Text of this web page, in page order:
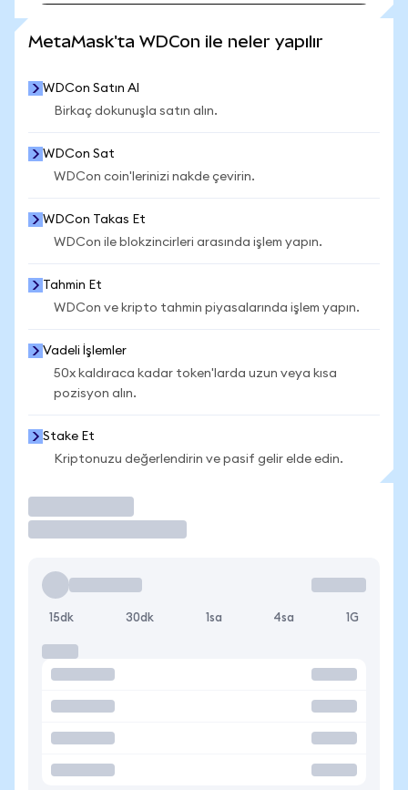
MetaMask'ta WDCon ile neler yapılır
WDCon Satın Al
Birkaç dokunuşla satın alın.
WDCon Sat
WDCon coin'lerinizi nakde çevirin.
WDCon Takas Et
WDCon ile blokzincirleri arasında işlem yapın.
Tahmin Et
WDCon ve kripto tahmin piyasalarında işlem yapın.
Vadeli İşlemler
50x kaldıraca kadar token'larda uzun veya kısa
pozisyon alın.
Stake Et
Kriptonuzu değerlendirin ve pasif gelir elde edin.
15dk 30dk 1sa 4sa 1G